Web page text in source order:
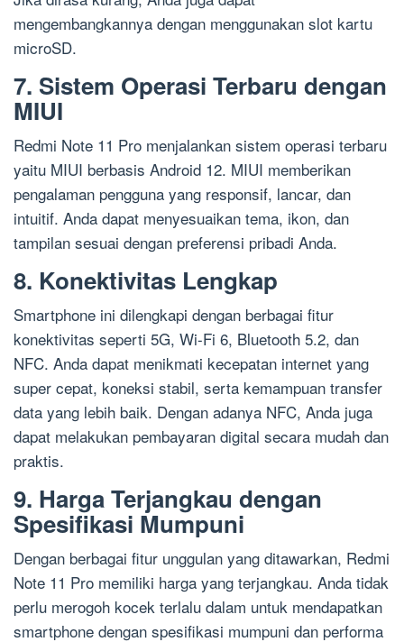
mengembangkannya dengan menggunakan slot kartu
microSD.
7. Sistem Operasi Terbaru dengan
MIUI
Redmi Note 11 Pro menjalankan sistem operasi terbaru
yaitu MIUI berbasis Android 12. MIUI memberikan
pengalaman pengguna yang responsif, lancar, dan
intuitif. Anda dapat menyesuaikan tema, ikon, dan
tampilan sesuai dengan preferensi pribadi Anda.
8. Konektivitas Lengkap
Smartphone ini dilengkapi dengan berbagai fitur
konektivitas seperti 5G, Wi-Fi 6, Bluetooth 5.2, dan
NFC. Anda dapat menikmati kecepatan internet yang
super cepat, koneksi stabil, serta kemampuan transfer
data yang lebih baik. Dengan adanya NFC, Anda juga
dapat melakukan pembayaran digital secara mudah dan
praktis.
9. Harga Terjangkau dengan
Spesifikasi Mumpuni
Dengan berbagai fitur unggulan yang ditawarkan, Redmi
Note 11 Pro memiliki harga yang terjangkau. Anda tidak
perlu merogoh kocek terlalu dalam untuk mendapatkan
smartphone dengan spesifikasi mumpuni dan performa